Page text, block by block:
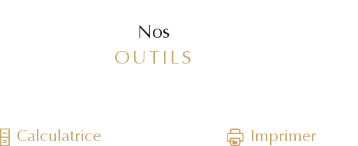
Nos
OUTILS
Calculatrice Imprimer